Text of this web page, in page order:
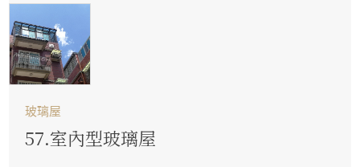
玻璃屋
57.室內型玻璃屋